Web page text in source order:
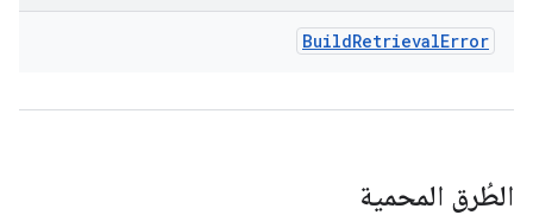
BuildRetrievalError
الطُرق المحمية